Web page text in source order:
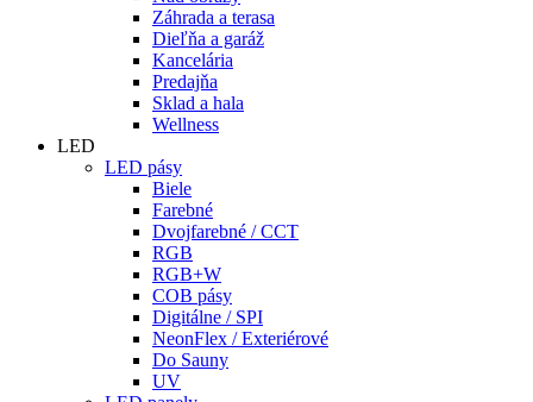
Záhrada a terasa
Dieľňa a garáž
Kancelária
Predajňa
Sklad a hala
Wellness
LED
LED pásy
Biele
Farebné
Dvojfarebné / CCT
RGB
RGB+W
COB pásy
Digitálne / SPI
NeonFlex / Exteriérové
Do Sauny
UV